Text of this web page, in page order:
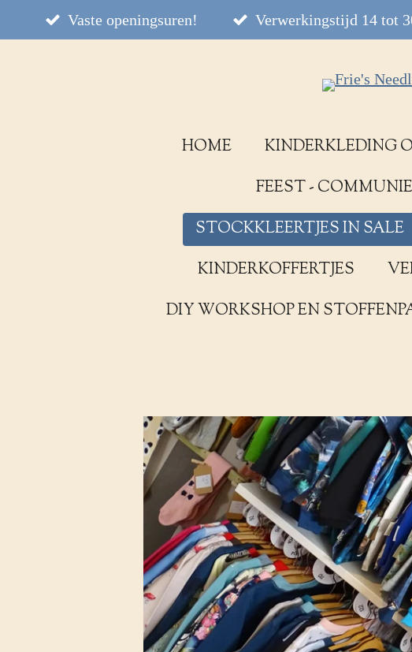
direct
Vaste openingsuren! Verwerkingstijd 14 tot
HOME KINDERKLEDING
FEEST -
STOCKKLEERTJES IN SALE
KINDERKOFFERTJES
DIY WORKSHOP EN